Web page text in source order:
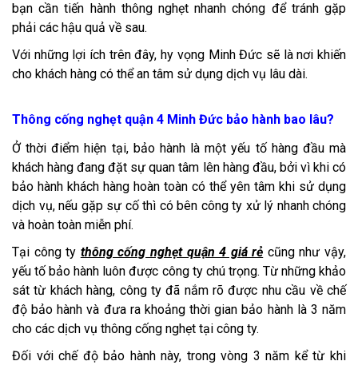
bạn cần tiến hành thông nghẹt nhanh chóng để tránh gặp
phải các hậu quả về sau.
Với những lợi ích trên đây, hy vọng Minh Đức sẽ là nơi khiến
cho khách hàng có thể an tâm sử dụng dịch vụ lâu dài.
Thông cống nghẹt quận 4 Minh Đức bảo hành bao lâu?
Ở thời điểm hiện tại, bảo hành là một yếu tố hàng đầu mà
khách hàng đang đặt sự quan tâm lên hàng đầu, bởi vì khi có
bảo hành khách hàng hoàn toàn có thể yên tâm khi sử dụng
dịch vụ, nếu gặp sự cố thì có bên công ty xử lý nhanh chóng
và hoàn toàn miễn phí.
Tại công ty thông cống nghẹt quận 4 giá rẻ cũng như vậy,
yếu tố bảo hành luôn được công ty chú trọng. Từ những khảo
sát từ khách hàng, công ty đã nắm rõ được nhu cầu về chế
độ bảo hành và đưa ra khoảng thời gian bảo hành là 3 năm
cho các dịch vụ thông cống nghẹt tại công ty.
Đối với chế độ bảo hành này, trong vòng 3 năm kể từ khi